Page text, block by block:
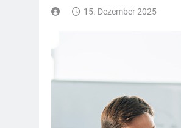
15. Dezember 2025